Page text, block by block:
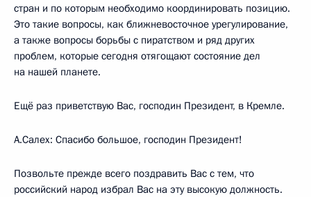
стран и по которым необходимо координировать позицию.
Это такие вопросы, как ближневосточное урегулирование,
а также вопросы борьбы с пиратством и ряд других
проблем, которые сегодня отягощают состояние дел
на нашей планете.
Ещё раз приветствую Вас, господин Президент, в Кремле.
А.Салех: Спасибо большое, господин Президент!
Позвольте прежде всего поздравить Вас с тем, что
российский народ избрал Вас на эту высокую должность.